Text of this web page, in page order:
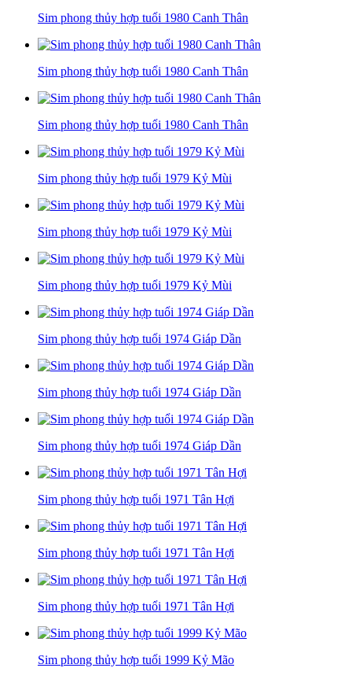
Sim phong thủy hợp tuổi 1980 Canh Thân
Sim phong thủy hợp tuổi 1980 Canh Thân
Sim phong thủy hợp tuổi 1980 Canh Thân
Sim phong thủy hợp tuổi 1979 Kỷ Mùi
Sim phong thủy hợp tuổi 1979 Kỷ Mùi
Sim phong thủy hợp tuổi 1979 Kỷ Mùi
Sim phong thủy hợp tuổi 1974 Giáp Dần
Sim phong thủy hợp tuổi 1974 Giáp Dần
Sim phong thủy hợp tuổi 1974 Giáp Dần
Sim phong thủy hợp tuổi 1971 Tân Hợi
Sim phong thủy hợp tuổi 1971 Tân Hợi
Sim phong thủy hợp tuổi 1971 Tân Hợi
Sim phong thủy hợp tuổi 1999 Kỷ Mão